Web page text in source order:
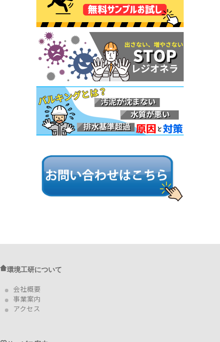
環境工研について
会社概要
事業案内
アクセス